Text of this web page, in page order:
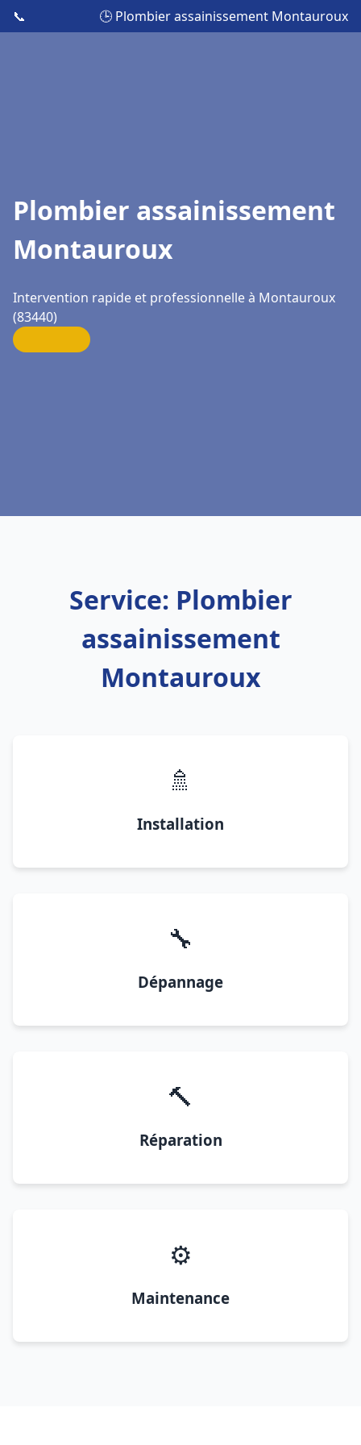
📞 🕒 Plombier assainissement Montauroux
Plombier assainissement
Montauroux
Intervention rapide et professionnelle à Montauroux
(83440)
Service: Plombier
assainissement
Montauroux
🚿
Installation
🔧
Dépannage
🔨
Réparation
⚙️
Maintenance